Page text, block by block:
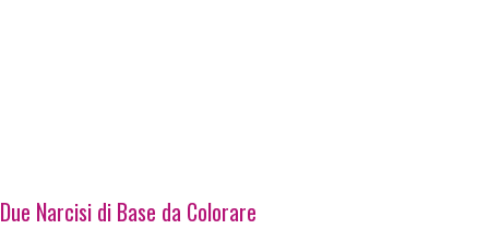
Due Narcisi di Base da Colorare